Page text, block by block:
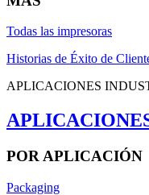
Todas las impresoras
Historias de Éxito de
APLICACIONES
POR APLICACIÓN
Packaging